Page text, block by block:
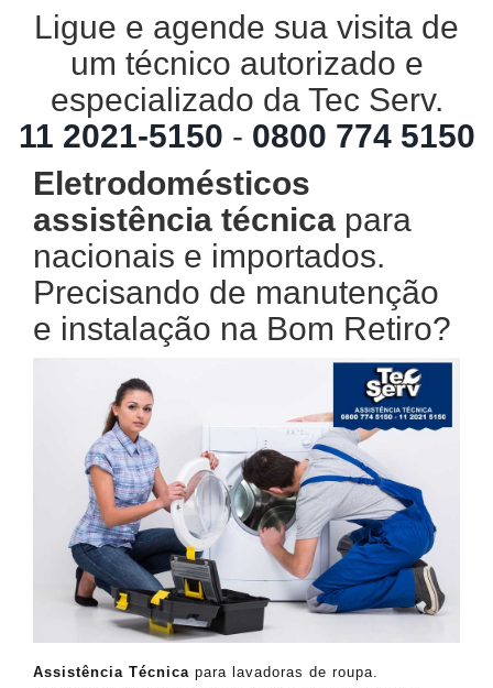
Ligue e agende sua visita de
um técnico autorizado e
especializado da Tec Serv.
11 2021-5150 - 0800 774 5150
Eletrodomésticos
assistência técnica para
nacionais e importados.
Precisando de manutenção
e instalação na Bom Retiro?
Assistência Técnica para lavadoras de roupa.